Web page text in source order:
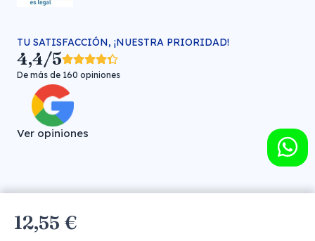
12,55 €
TU SATISFACCIÓN, ¡NUESTRA PRIORIDAD!
4,4/5
De más de 160 opiniones
Ver opiniones
30706451)